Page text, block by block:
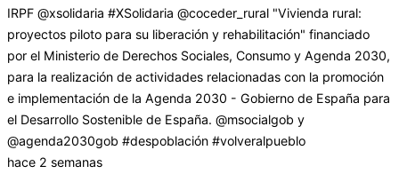
IRPF @xsolidaria #XSolidaria @coceder_rural "Vivienda rural:
proyectos piloto para su liberación y rehabilitación" financiado
por el Ministerio de Derechos Sociales, Consumo y Agenda 2030,
para la realización de actividades relacionadas con la promoción
e implementación de la Agenda 2030 - Gobierno de España para
el Desarrollo Sostenible de España. @msocialgob y
@agenda2030gob #despoblación #volveralpueblo
hace 2 semanas